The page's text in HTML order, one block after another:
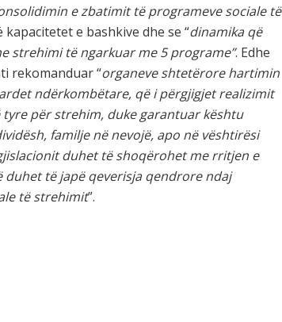
e zbatimit të programeve sociale të
e bashkive dhe se “dinamika që
strehimi të ngarkuar me 5 programe”. Edhe
rekomanduar “organeve shtetërore hartimin
ndërkombëtare, që i përgjigjet realizimit
për strehim, duke garantuar kështu
familje në nevojë, apo në vështirësi
duhet të shoqërohet me rritjen e
të japë qeverisja qendrore ndaj
të strehimit”.